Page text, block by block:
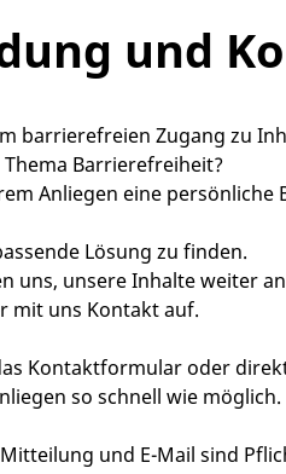
und
barrierefreien Zugang zu
Thema Barrierefreiheit?
Anliegen eine persönliche
Lösung zu finden.
uns, unsere Inhalte weiter
mit uns Kontakt auf.
Kontaktformular oder
so schnell wie möglich.
und E-Mail sind